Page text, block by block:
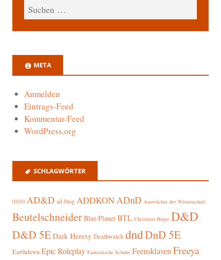
META
Anmelden
Eintrags-Feed
Kommentar-Feed
WordPress.org
SCHLAGWÖRTER
01010 AD&D ad-blog ADDKONADnD Auswüchse der Wissenschaft
Beutelschneider Blue Planet BTL Christmas Binge D&D
D&D 5E Dark Heresy Deathwatch dndDnD 5E
Earthdawn Epic Roleplay Fantastische Schuhe FeensklavenFreeya